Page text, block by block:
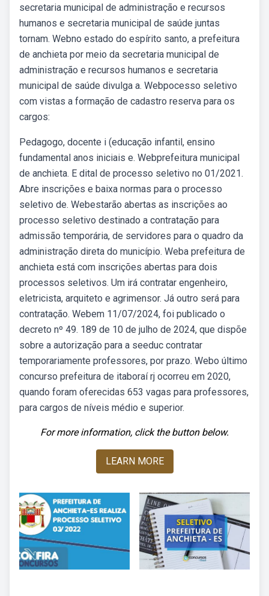
secretaria municipal de administração e recursos
humanos e secretaria municipal de saúde juntas
tornam. Webno estado do espírito santo, a prefeitura
de anchieta por meio da secretaria municipal de
administração e recursos humanos e secretaria
municipal de saúde divulga a. Webpocesso seletivo
com vistas a formação de cadastro reserva para os
cargos:
Pedagogo, docente i (educação infantil, ensino
fundamental anos iniciais e. Webprefeitura municipal
de anchieta. E dital de processo seletivo no 01/2021.
Abre inscrições e baixa normas para o processo
seletivo de. Webestarão abertas as inscrições ao
processo seletivo destinado a contratação para
admissão temporária, de servidores para o quadro da
administração direta do município. Weba prefeitura de
anchieta está com inscrições abertas para dois
processos seletivos. Um irá contratar engenheiro,
eletricista, arquiteto e agrimensor. Já outro será para
contratação. Webem 11/07/2024, foi publicado o
decreto nº 49. 189 de 10 de julho de 2024, que dispõe
sobre a autorização para a seeduc contratar
temporariamente professores, por prazo. Webo último
concurso prefeitura de itaboraí rj ocorreu em 2020,
quando foram oferecidas 653 vagas para professores,
para cargos de níveis médio e superior.
For more information, click the button below.
LEARN MORE